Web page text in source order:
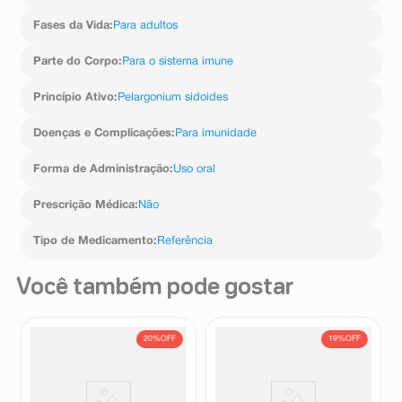
Fases da Vida: Para adultos
Parte do Corpo: Para o sistema imune
Princípio Ativo: Pelargonium sidoides
Doenças e Complicações: Para imunidade
Forma de Administração:Uso oral
Prescrição Médica: Não
Tipo de Medicamento: Referência
Você também pode gostar
20%OFF 19%OFF